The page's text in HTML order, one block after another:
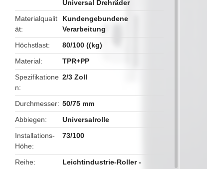
Universal Drehräder
Materialqualit
ät
Kundengebundene
Verarbeitung
Höchstlast
80/100 ((kg)
Material
TPR+PP
Spezifikatione
n
2/3 Zoll
Durchmesser
50/75 mm
Abbiegen
Universalrolle
Installations-
Höhe
73/100
Reihe
Leichtindustrie-Roller -